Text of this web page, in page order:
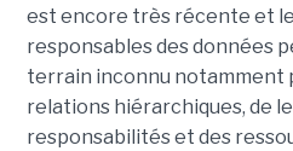
est encore très récente et
responsables des données
terrain inconnu notamment
relations hiérarchiques, de
responsabilités et des